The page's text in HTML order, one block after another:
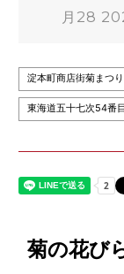
月28
淀本町商店街菊まつり
東海道五十七次54番
菊の花び